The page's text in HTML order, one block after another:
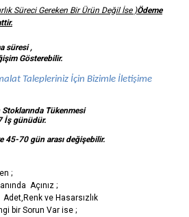
Süreci Gereken Bir Ürün Değil İse )Ödeme
süresi ,
Gösterebilir.
Talepleriniz İçin Bizimle İletişime
Tükenmesi
İş günüdür.
45-70 gün arası değişebilir.
;
Açınız ;
ve Hasarsızlık
bir Sorun Var ise ;